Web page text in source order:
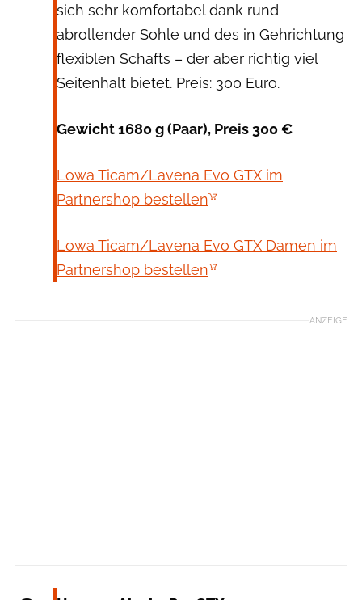
sich sehr komfortabel dank rund
abrollender Sohle und des in Gehrichtung
flexiblen Schafts – der aber richtig viel
Seitenhalt bietet. Preis: 300 Euro.
Gewicht 1680 g (Paar), Preis 300 €
Lowa Ticam/Lavena Evo GTX im
Partnershop bestellen
Lowa Ticam/Lavena Evo GTX Damen im
Partnershop bestellen
ANZEIGE